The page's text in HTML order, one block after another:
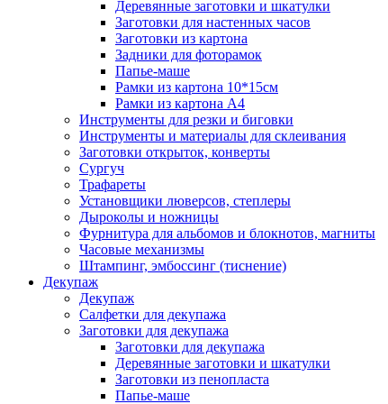
Деревянные заготовки и шкатулки
Заготовки для настенных часов
Заготовки из картона
Задники для фоторамок
Папье-маше
Рамки из картона 10*15см
Рамки из картона А4
Инструменты для резки и биговки
Инструменты и материалы для склеивания
Заготовки открыток, конверты
Сургуч
Трафареты
Установщики люверсов, степлеры
Дыроколы и ножницы
Фурнитура для альбомов и блокнотов, магниты
Часовые механизмы
Штампинг, эмбоссинг (тиснение)
Декупаж
Декупаж
Салфетки для декупажа
Заготовки для декупажа
Заготовки для декупажа
Деревянные заготовки и шкатулки
Заготовки из пенопласта
Папье-маше